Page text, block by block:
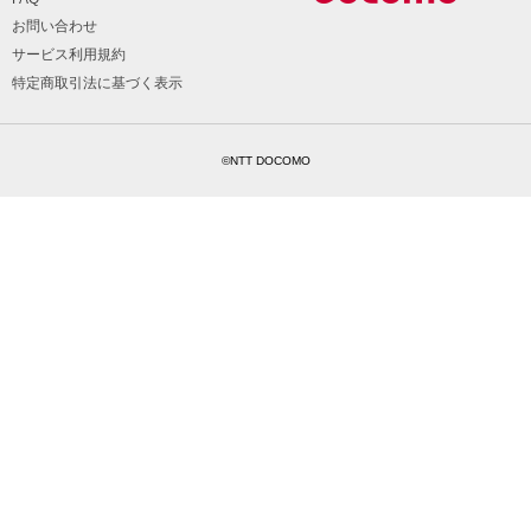
お問い合わせ
サービス利用規約
特定商取引法に基づく表示
©NTT DOCOMO